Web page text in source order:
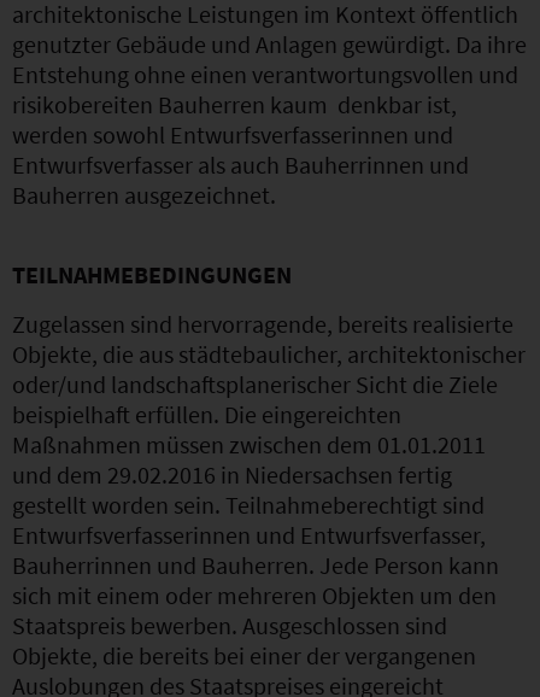
architektonische Leistungen im Kontext öffentlich
genutzter Gebäude und Anlagen gewürdigt. Da ihre
Entstehung ohne einen verantwortungsvollen und
risikobereiten Bauherren kaum denkbar ist,
werden sowohl Entwurfsverfasserinnen und
Entwurfsverfasser als auch Bauherrinnen und
Bauherren ausgezeichnet.
TEILNAHMEBEDINGUNGEN
Zugelassen sind hervorragende, bereits realisierte
Objekte, die aus städtebaulicher, architektonischer
oder/und landschaftsplanerischer Sicht die Ziele
beispielhaft erfüllen. Die eingereichten
Maßnahmen müssen zwischen dem 01.01.2011
und dem 29.02.2016 in Niedersachsen fertig
gestellt worden sein. Teilnahmeberechtigt sind
Entwurfsverfasserinnen und Entwurfsverfasser,
Bauherrinnen und Bauherren. Jede Person kann
sich mit einem oder mehreren Objekten um den
Staatspreis bewerben. Ausgeschlossen sind
Objekte, die bereits bei einer der vergangenen
Auslobungen des Staatspreises eingereicht